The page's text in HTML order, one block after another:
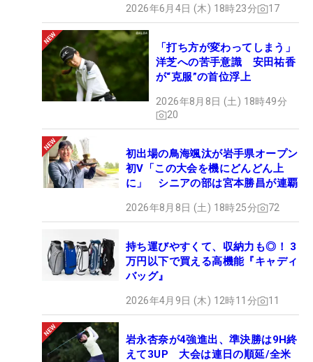
2026年6月4日 (木) 18時23分 17
「打ち方が変わってしまう」
洋芝への苦手意識 安田祐香
が“克服”の首位浮上
2026年8月8日 (土) 18時49分
20
初出場の鳥海颯汰が岩手県オープン
初V「この大会を機にどんどん上
に」 シニアの部は宮本勝昌が連覇
2026年8月8日 (土) 18時25分 72
持ち運びやすくて、収納力も◎！ 3
万円以下で買える高機能『キャディ
バッグ』
2026年4月9日 (木) 12時11分 11
岩永杏奈が4強進出、準決勝は9H終
えて3UP 大会は連日の順延/全米